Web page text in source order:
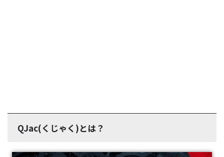
QJac(くじゃく)とは？